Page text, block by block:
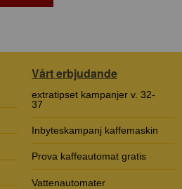
Vårt erbjudande
extratipset kampanjer v. 32-
37
Inbyteskampanj kaffemaskin
Prova kaffeautomat gratis
Vattenautomater